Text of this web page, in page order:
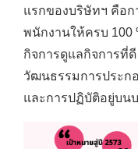
แรกของบริษัทฯ คือก
พนักงานให้ครบ 100
กิจการดูแลกิจการที่ดี
วัฒนธรรมการประก
และการปฏิบัติอยู่บน